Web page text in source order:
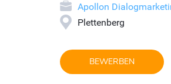
Apollon
Plettenberg
BEWERBEN